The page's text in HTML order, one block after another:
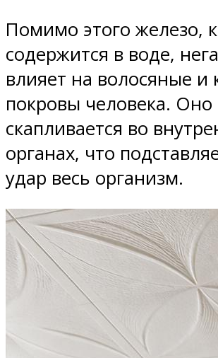
Помимо этого железо,
содержится в воде,
влияет на волосяные и
покровы человека. Оно
скапливается во
органах, что
удар весь организм.